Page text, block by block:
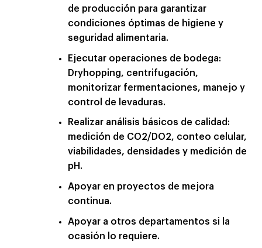
de producción para garantizar
condiciones óptimas de higiene y
seguridad alimentaria.
Ejecutar operaciones de bodega:
Dryhopping, centrifugación,
monitorizar fermentaciones, manejo y
control de levaduras.
Realizar análisis básicos de calidad:
medición de CO2/DO2, conteo celular,
viabilidades, densidades y medición de
pH.
Apoyar en proyectos de mejora
continua.
Apoyar a otros departamentos si la
ocasión lo requiere.